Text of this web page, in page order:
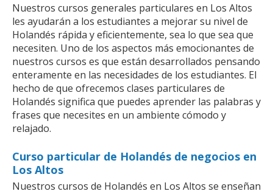
Nuestros cursos generales particulares en Los Altos
les ayudarán a los estudiantes a mejorar su nivel de
Holandés rápida y eficientemente, sea lo que sea que
necesiten. Uno de los aspectos más emocionantes de
nuestros cursos es que están desarrollados pensando
enteramente en las necesidades de los estudiantes. El
hecho de que ofrecemos clases particulares de
Holandés significa que puedes aprender las palabras y
frases que necesites en un ambiente cómodo y
relajado.
Curso particular de Holandés de negocios en
Los Altos
Nuestros cursos de Holandés en Los Altos se enseñan